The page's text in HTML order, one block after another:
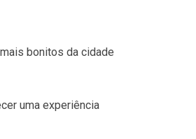
bonitos da cidade
uma experiência